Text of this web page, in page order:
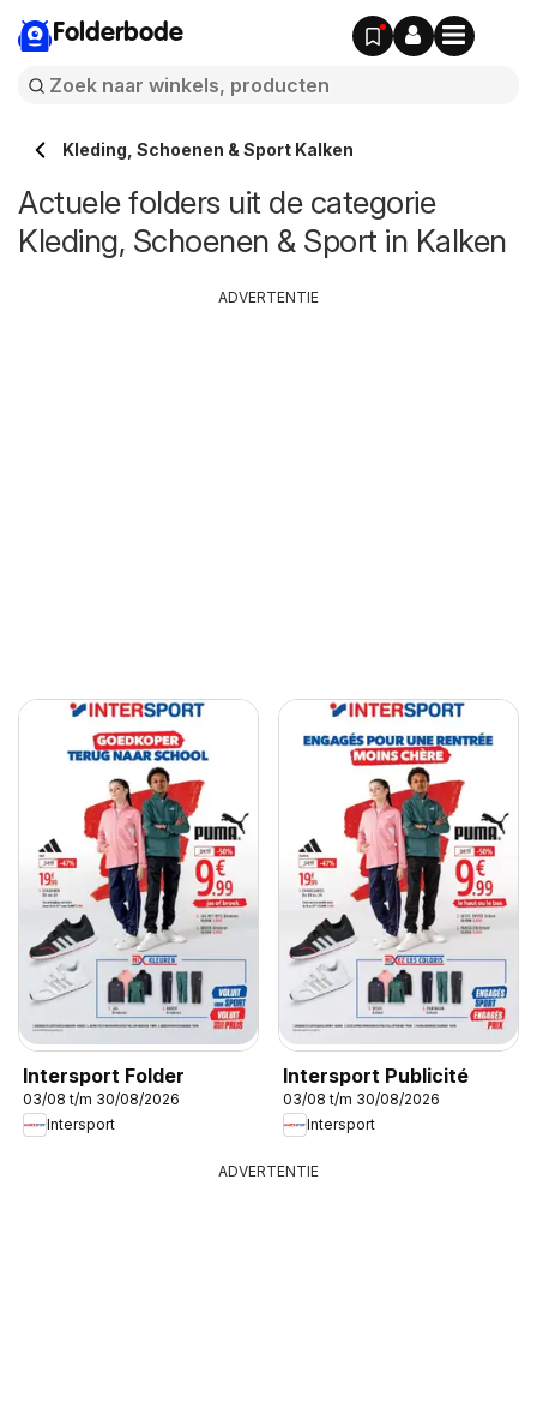
Folderbode
Kleding, Schoenen & Sport Kalken
Actuele folders uit de categorie
Kleding, Schoenen & Sport in Kalken
Intersport Folder
03/08 t/m 30/08/2026
Intersport
Intersport Publicité
03/08 t/m 30/08/2026
Intersport
ADVERTENTIE
ADVERTENTIE